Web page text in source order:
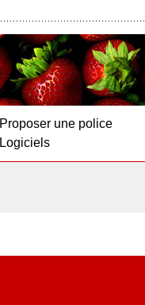
Proposer une police
Logiciels